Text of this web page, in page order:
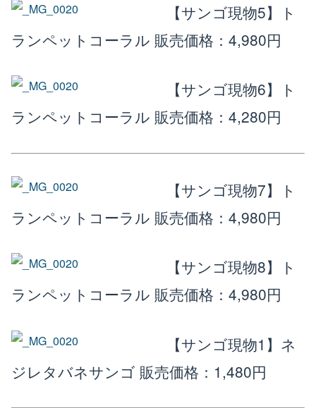
【サンゴ現物5】ト
ランペットコーラル 販売価格：4,980円
【サンゴ現物6】ト
ランペットコーラル 販売価格：4,280円
【サンゴ現物7】ト
ランペットコーラル 販売価格：4,980円
【サンゴ現物8】ト
ランペットコーラル 販売価格：4,980円
【サンゴ現物1】ネ
ジレタバネサンゴ 販売価格：1,480円